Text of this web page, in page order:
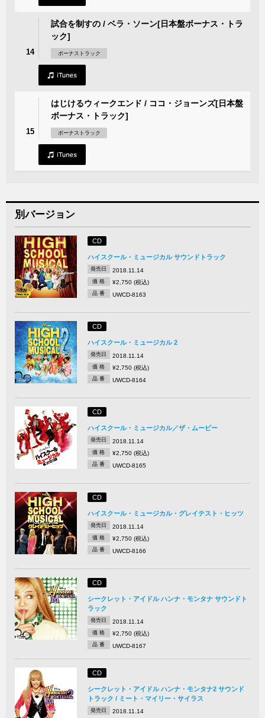
14
試合を制すの / ベラ・ソーン[日本盤ボーナス・トラ
ック]
ボーナストラック
15
はじけるウィークエンド / ココ・ジョーンズ[日本盤
ボーナス・トラック]
ボーナストラック
別バージョン
CD
ハイスクール・ミュージカル サウンドトラック
発売日 2018.11.14
価 格 ¥2,750 (税込)
品 番 UWCD-8163
CD
ハイスクール・ミュージカル 2
発売日 2018.11.14
価 格 ¥2,750 (税込)
品 番 UWCD-8164
CD
ハイスクール・ミュージカル／ザ・ムービー
発売日 2018.11.14
価 格 ¥2,750 (税込)
品 番 UWCD-8165
CD
ハイスクール・ミュージカル・グレイテスト・ヒッツ
発売日 2018.11.14
価 格 ¥2,750 (税込)
品 番 UWCD-8166
CD
シークレット・アイドル ハンナ・モンタナ サウンドト
ラック
発売日 2018.11.14
価 格 ¥2,750 (税込)
品 番 UWCD-8167
CD
シークレット・アイドル ハンナ・モンタナ2 サウンド
トラック / ミート・マイリー・サイラス
発売日 2018.11.14